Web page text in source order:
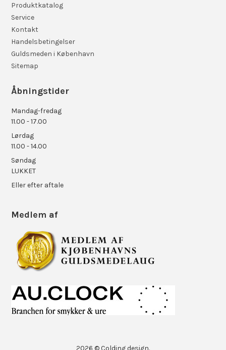
Produktkatalog
Service
Kontakt
Handelsbetingelser
Guldsmeden i København
Sitemap
Åbningstider
Mandag-fredag
11.00 - 17.00
Lørdag
11.00 - 14.00
Søndag
LUKKET
Eller efter aftale
Medlem af
2026 © Colding design.